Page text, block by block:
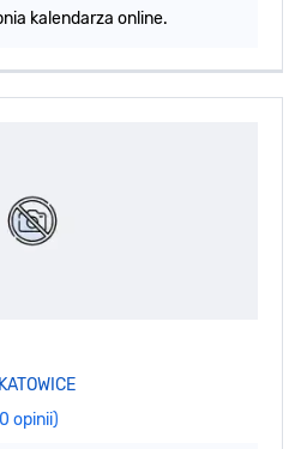
kalendarza online.
KATOWICE
opinii)